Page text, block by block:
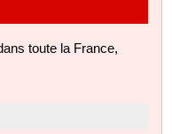
toute la France,